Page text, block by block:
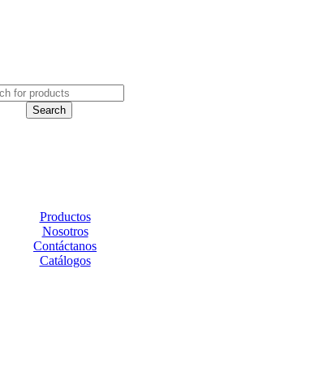
Productos
Nosotros
Contáctanos
Catálogos